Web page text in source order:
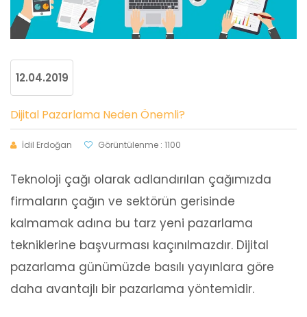
12.04.2019
Dijital Pazarlama Neden Önemli?
İdil Erdoğan Görüntülenme : 1100
Teknoloji çağı olarak adlandırılan çağımızda
firmaların çağın ve sektörün gerisinde
kalmamak adına bu tarz yeni pazarlama
tekniklerine başvurması kaçınılmazdır. Dijital
pazarlama günümüzde basılı yayınlara göre
daha avantajlı bir pazarlama yöntemidir.